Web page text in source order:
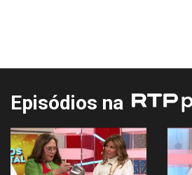
Episódios na